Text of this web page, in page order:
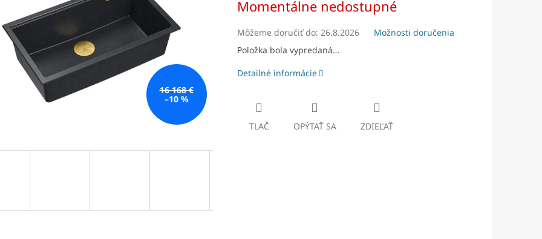
16 168 €
–10 %
cena:
Momentálne nedostupné
Môžeme doručiť do: 26.8.2026
Možnosti doručenia
Položka bola vypredaná…
Detailné informácie
TLAČ OPÝTAŤ SA ZDIEĽAŤ